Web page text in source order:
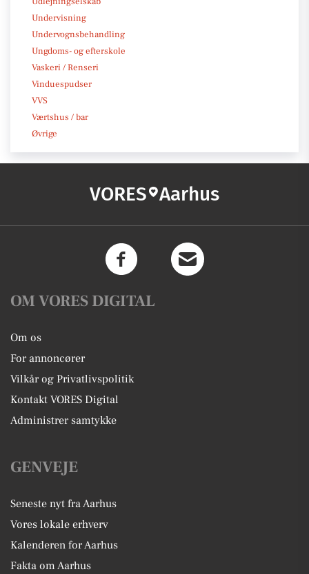
Undervisning
Undervognsbehandling
Ungdoms- og efterskole
Vaskeri / Renseri
Vinduespudser
VVS
Værtshus / bar
Øvrige
VORES Aarhus
OM VORES DIGITAL
Om os
For annoncører
Vilkår og Privatlivspolitik
Kontakt VORES Digital
Administrer samtykke
GENVEJE
Seneste nyt fra Aarhus
Vores lokale erhverv
Kalenderen for Aarhus
Fakta om Aarhus